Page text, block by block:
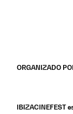
ORGANIZADO
IBIZACINEFEST